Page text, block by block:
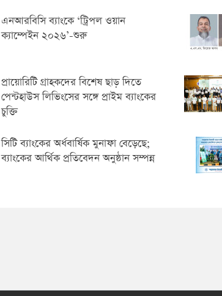
এনআরবিসি ব্যাংকে ‘ট্রিপল ওয়ান
ক্যাম্পেইন ২০২৬’-শুরু
প্রায়োরিটি গ্রাহকদের বিশেষ ছাড় দিতে
পেন্টহাউস লিভিংসের সঙ্গে প্রাইম ব্যাংকের
চুক্তি
সিটি ব্যাংকের অর্ধবার্ষিক মুনাফা বেড়েছে;
ব্যাংকের আর্থিক প্রতিবেদন অনুষ্ঠান সম্পন্ন